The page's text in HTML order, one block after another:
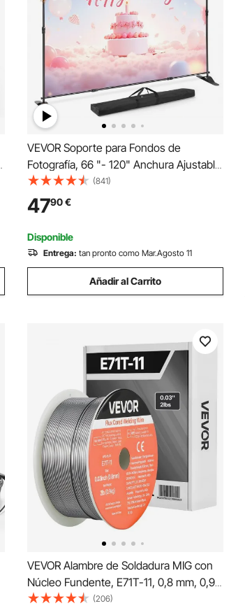
VEVOR Soporte para Fondos de
Fotografía, 66 "- 120" Anchura Ajustable
Soporte de Banner para Telón de Fondo
Altura 37 "- 96" Negro para Feria
Comercial Ligero Telescópico Ajustable
Expositor
(841)
4790€
Disponible
Entrega: tan pronto como Mar.Agosto 11
Añadir al Carrito
VEVOR Alambre de Soldadura MIG con
Núcleo Fundente, E71T-11, 0,8 mm, 0,9
kg, de Acero Dulce sin Gas, con Bajas
(206)